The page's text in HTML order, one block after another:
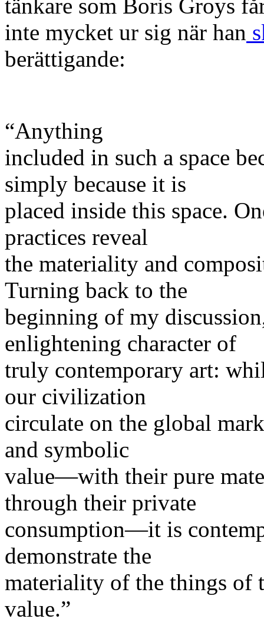
tänkare som Boris Groys
inte mycket ur sig när han
berättigande:
“Anything
included in such a space
simply because it is
placed inside this space.
practices reveal
the materiality and
Turning back to the
beginning of my
enlightening character of
truly contemporary art:
our civilization
circulate on the global
and symbolic
value—with their pure
through their private
consumption—it is
demonstrate the
materiality of the things of
value.”